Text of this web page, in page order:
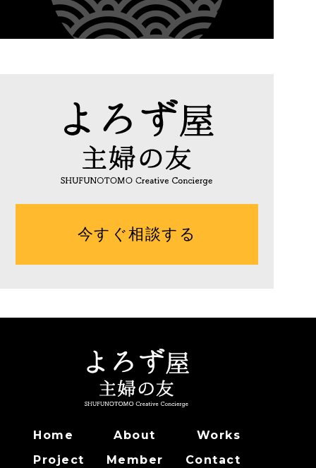
今すぐ相談する
Home About
Works
Project
Member Contact